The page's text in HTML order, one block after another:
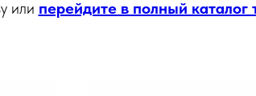
или перейдите в полный каталог